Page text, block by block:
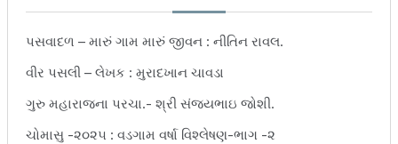
પસવાદળ – મારું ગામ મારું જીવન : નીતિન રાવલ.
વીર પસલી – લેખક : મુરાદખાન ચાવડા
ગુરુ મહારાજના પરચા.- શ્રી સંજયભાઇ જોશી.
ચોમાસુ -૨૦૨૫ : વડગામ વર્ષા વિશ્લેષણ-ભાગ -૨